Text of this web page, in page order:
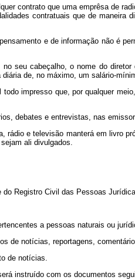
contrato que uma emprêsa de
contratuais que de
e de informação não é
cabeçalho, o nome do diretor
de, no máximo, um salário-
impresso que, por qualquer
e entrevistas, nas
e televisão manterá em livro
ali divulgados.
Registro Civil das Pessoas
a pessoas naturais ou
notícias, reportagens,
de notícias.
instruído com os documentos